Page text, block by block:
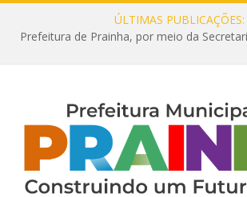
ÚLTIMAS PUBLICAÇÕES: